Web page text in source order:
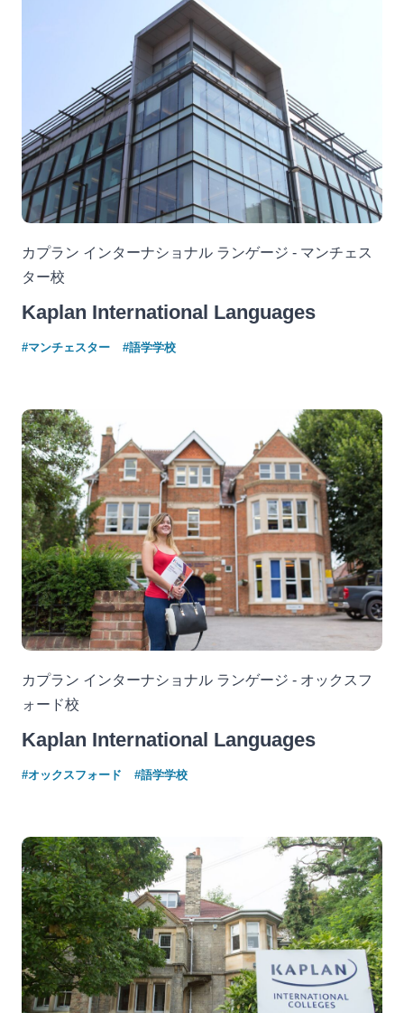
カプラン インターナショナル ランゲージ - マンチェス
ター校
Kaplan International Languages
#マンチェスター #語学学校
カプラン インターナショナル ランゲージ - オックスフ
ォード校
Kaplan International Languages
#オックスフォード #語学学校